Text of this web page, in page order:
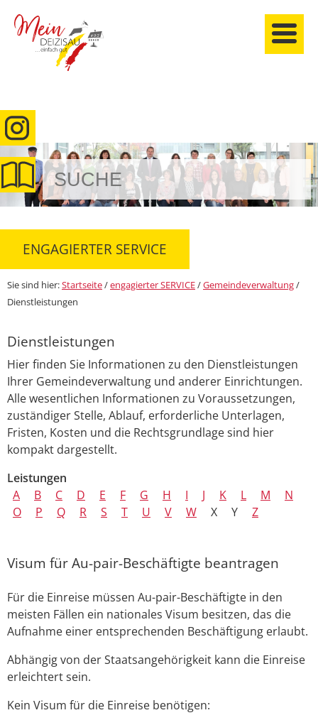
anmelden
ENGAGIERTER SERVICE
Sie sind hier:Startseite/engagierter SERVICE/Gemeindeverwaltung/
Dienstleistungen
Dienstleistungen
Hier finden Sie Informationen zu den Dienstleistungen
Ihrer Gemeindeverwaltung und anderer Einrichtungen.
Alle wesentlichen Informationen zu Voraussetzungen,
zuständiger Stelle, Ablauf, erforderliche Unterlagen,
Fristen, Kosten und die Rechtsgrundlage sind hier
kompakt dargestellt.
Leistungen
A
B C D E F G H I J K L M
N
O
P Q R S T U V W X Y Z
Visum für Au-pair-Beschäftigte beantragen
Für die Einreise müssen Au-pair-Beschäftigte in den
meisten Fällen ein nationales Visum besitzen, das die
Aufnahme einer entsprechenden Beschäftigung erlaubt.
Abhängig von der Staatsangehörigkeit kann die Einreise
erleichtert sein.
Kein Visum für die Einreise benötigen: